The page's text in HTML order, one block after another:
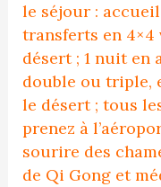
le séjour :
transferts en 4×4
désert ; 1 nuit en
double ou triple,
le désert ; tous
prenez à
sourire des
de Qi Gong et